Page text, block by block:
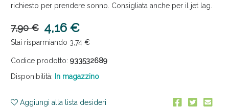
richiesto per prendere sonno. Consigliata anche per il jet lag.
7,90 € 4,16 €
Stai risparmiando 3,74 €
Codice prodotto: 933532689
Disponibilità: In magazzino
Aggiungi alla lista desideri
Anticellulite e Fanghi: Sconto fino al 40% valido